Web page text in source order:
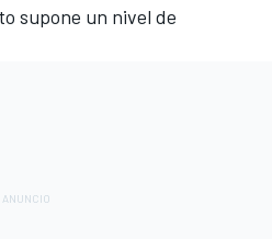
supone un nivel de